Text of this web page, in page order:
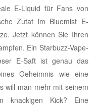
E-Liquid für Fans von
Zutat im Bluemist E-
Jetzt können Sie Ihren
Ein Starbuzz-Vape-
E-Saft ist genau das
Geheimnis wie eine
will man mehr mit seinem
knackigen Kick? Eine